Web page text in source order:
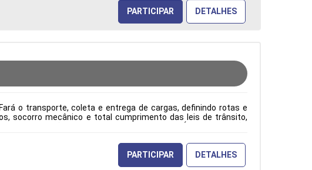
PARTICIPAR DETALHES
o transporte, coleta e entrega de cargas, definindo rotas e
socorro mecânico e total cumprimento das leis de trânsito,
PARTICIPAR DETALHES